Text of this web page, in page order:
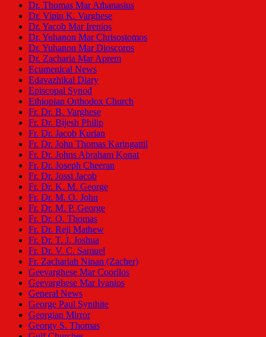
Dr. Thomas Mar Athanasius
Dr. Vipin K. Varghese
Dr. Yacob Mar Irenios
Dr. Yuhanon Mar Chrisostomos
Dr. Yuhanon Mar Dioscoros
Dr. Zacharia Mar Aprem
Ecumenical News
Edavazhikal Diary
Episcopal Synod
Ethiopian Orthodox Church
Fr. Dr. B. Varghese
Fr. Dr. Bijesh Philip
Fr. Dr. Jacob Kurian
Fr. Dr. John Thomas Karingattil
Fr. Dr. Johns Abraham Konat
Fr. Dr. Joseph Cheeran
Fr. Dr. Jossi Jacob
Fr. Dr. K. M. George
Fr. Dr. M. O. John
Fr. Dr. M. P. George
Fr. Dr. O. Thomas
Fr. Dr. Reji Mathew
Fr. Dr. T. J. Joshua
Fr. Dr. V. C. Samuel
Fr. Zachariah Ninan (Zacher)
Geevarghese Mar Coorilos
Geevarghese Mar Ivanios
General News
George Paul Synthite
Georgian Mirror
Georgy S. Thomas